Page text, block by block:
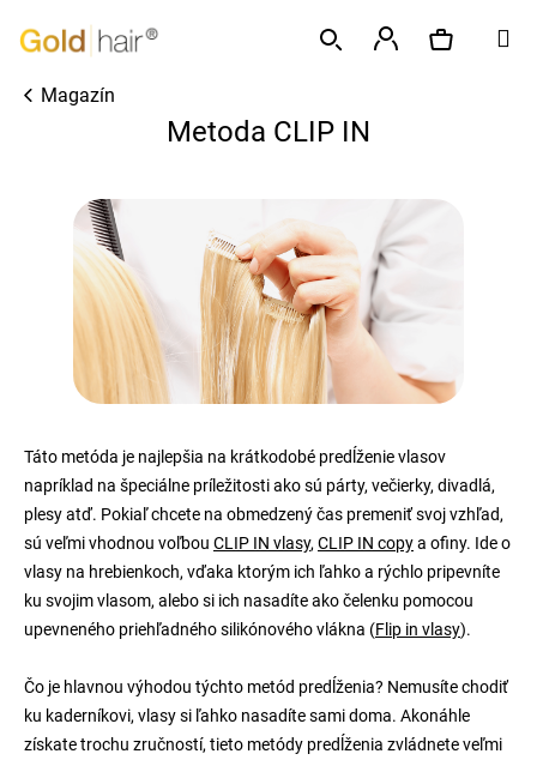
na
obsah
Hľadať
Magazín
Metoda CLIP IN
Táto metóda je najlepšia na krátkodobé predĺženie vlasov
napríklad na špeciálne príležitosti ako sú párty, večierky, divadlá,
plesy atď. Pokiaľ chcete na obmedzený čas premeniť svoj vzhľad,
sú veľmi vhodnou voľbou CLIP IN vlasy,CLIP IN copya ofiny. Ide o
vlasy na hrebienkoch, vďaka ktorým ich ľahko a rýchlo pripevníte
ku svojim vlasom, alebo si ich nasadíte ako čelenku pomocou
upevneného priehľadného silikónového vlákna (Flip in vlasy).
Čo je hlavnou výhodou týchto metód predĺženia? Nemusíte chodiť
ku kaderníkovi, vlasy si ľahko nasadíte sami doma. Akonáhle
získate trochu zručností, tieto metódy predĺženia zvládnete veľmi
Späť
Späť
e
t
e
n
á
j
s
?